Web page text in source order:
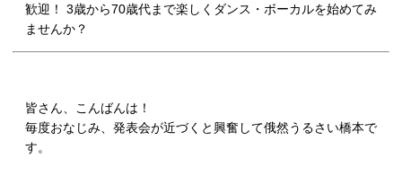
歓迎！ 3歳から70歳代まで楽しくダンス・ボーカルを始めてみ
ませんか？
皆さん、こんばんは！
毎度おなじみ、発表会が近づくと興奮して俄然うるさい橋本で
す。